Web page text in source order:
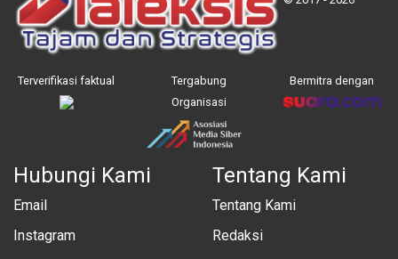
Terverifikasi faktual
Tergabung
Organisasi
Bermitra dengan
Hubungi Kami
Email
Instagram
Tentang Kami
Tentang Kami
Redaksi